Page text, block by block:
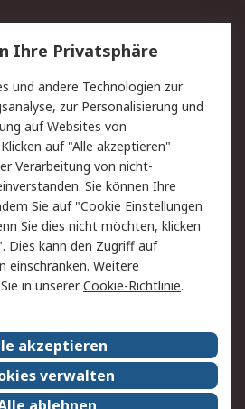
Lieferlösungen
Kontakt
Datenschutz
Zahlungsbedingungen
Webseite Konditionen
RS weltweit
Nachhaltigkeit
Presse-Center
Ihre Privatsphäre
und andere Technologien zur
zur Personalisierung und
auf Websites von
auf "Alle akzeptieren"
Verarbeitung von nicht-
Sie können Ihre
Sie auf "Cookie Einstellungen
Sie dies nicht möchten, klicken
Dies kann den Zugriff auf
einschränken. Weitere
in unsererCookie-Richtlinie.
akzeptieren
verwalten